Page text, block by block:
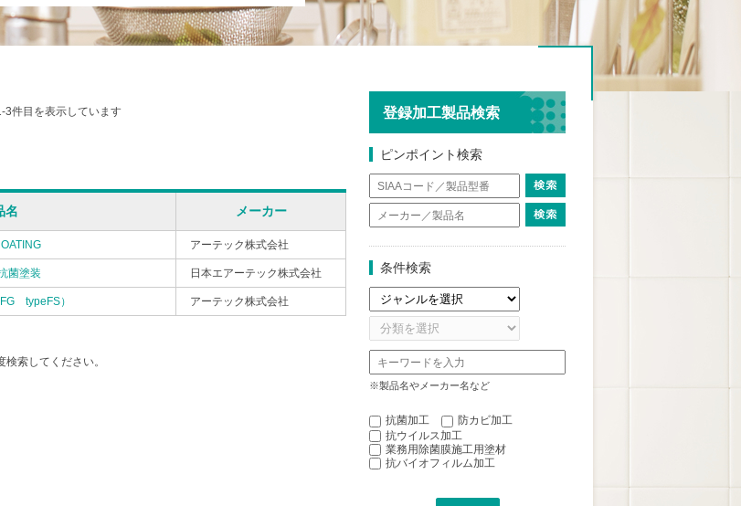
3件目を表示しています
名 メーカー
アーテック株式会社
菌塗装 日本エアーテック株式会社
typeFS） アーテック株式会社
索してください。
登録加工製品検索
ピンポイント検索
条件検索
※製品名やメーカー名など
抗菌加工
防カビ加工
抗ウイルス加工
業務用除菌膜施工用塗材
抗バイオフィルム加工